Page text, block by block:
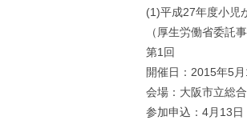
(1)平成27年度小児
（厚生労働省委託事
第1回
開催日：2015年5
会場：大阪市立総
参加申込：4月13日